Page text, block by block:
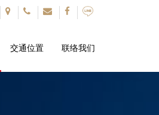
交通位置 联络我们